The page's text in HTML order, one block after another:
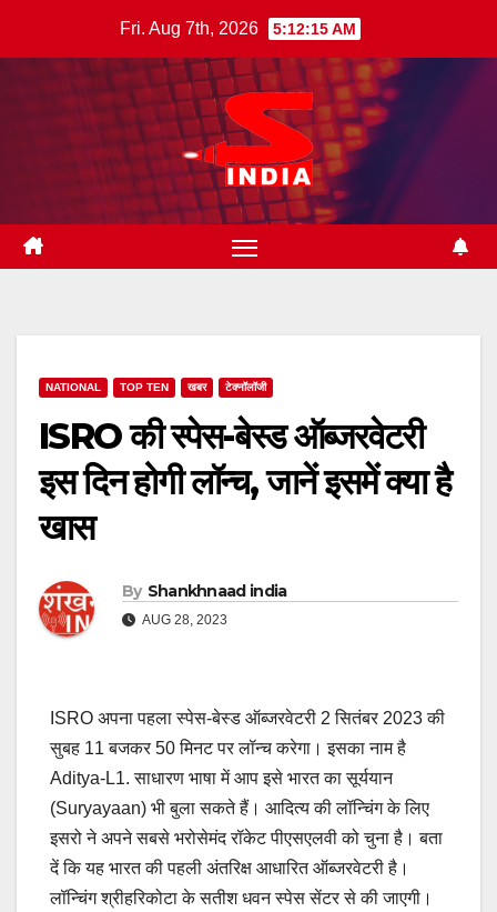
Fri. Aug 7th, 2026 5:12:16 AM
NATIONAL TOP TEN खबर टेक्नॉलॉजी
ISRO की स्पेस-बेस्ड ऑब्जरवेटरी
इस दिन होगी लॉन्च, जानें इसमें क्या है
खास
By Shankhnaad india
AUG 28, 2023
ISRO अपना पहला स्पेस-बेस्ड ऑब्जरवेटरी 2 सितंबर 2023 की
सुबह 11 बजकर 50 मिनट पर लॉन्च करेगा। इसका नाम है
Aditya-L1. साधारण भाषा में आप इसे भारत का सूर्ययान
(Suryayaan) भी बुला सकते हैं। आदित्य की लॉन्चिंग के लिए
इसरो ने अपने सबसे भरोसेमंद रॉकेट पीएसएलवी को चुना है। बता
दें कि यह भारत की पहली अंतरिक्ष आधारित ऑब्जरवेटरी है।
लॉन्चिंग श्रीहरिकोटा के सतीश धवन स्पेस सेंटर से की जाएगी।